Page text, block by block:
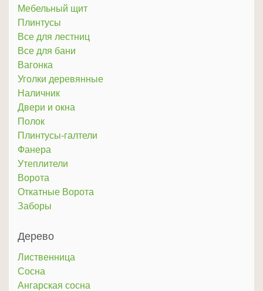
Мебельный щит
Плинтусы
Все для лестниц
Все для бани
Вагонка
Уголки деревянные
Наличник
Двери и окна
Полок
Плинтусы-галтели
Фанера
Утеплители
Ворота
Откатные Ворота
Заборы
Дерево
Лиственница
Сосна
Ангарская сосна